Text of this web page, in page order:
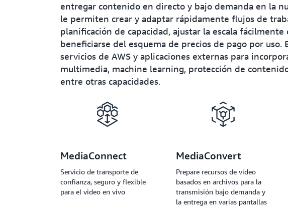
entregar contenido en directo y bajo demanda en la
le permiten crear y adaptar rápidamente flujos de
planificación de capacidad, ajustar la escala
beneficiarse del esquema de precios de pago por uso.
servicios de AWS y aplicaciones externas para
multimedia, machine learning, protección de
entre otras capacidades.
MediaConnect
Servicio de transporte de
confianza, seguro y flexible
para el video en vivo
MediaConvert
Prepare recursos de video
basados en archivos para la
transmisión bajo demanda y
la entrega en varias pantallas